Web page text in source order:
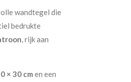
wandtegel die
bedrukte
, rijk aan
× 30 cm en een